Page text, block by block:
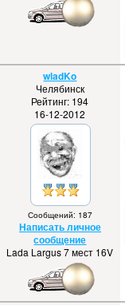
wladKo
Челябинск
Рейтинг: 194
16-12-2012
Сообщений: 187
Написать личное
сообщение
Lada Largus 7 мест 16V